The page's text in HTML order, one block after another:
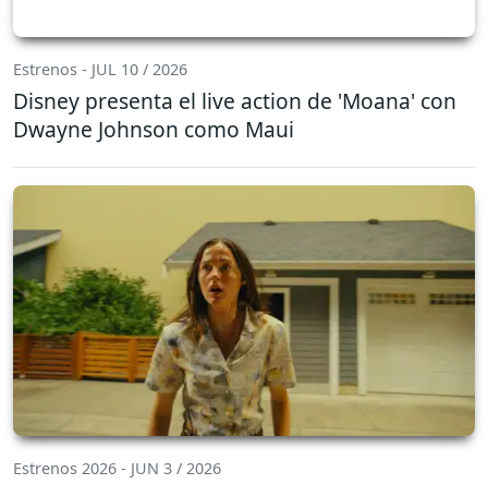
Estrenos - JUL 10 / 2026
Disney presenta el live action de 'Moana' con
Dwayne Johnson como Maui
Estrenos 2026 - JUN 3 / 2026